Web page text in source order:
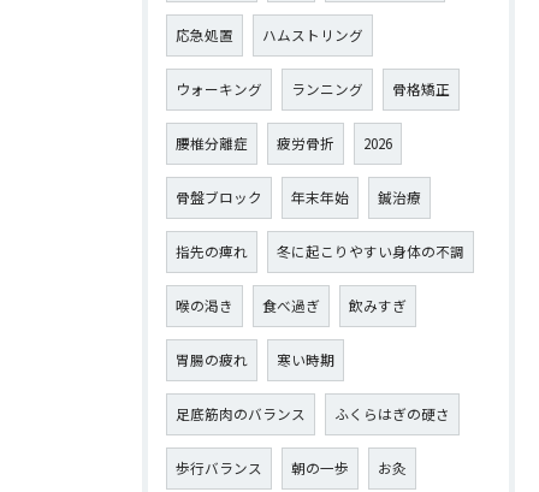
応急処置 ハムストリング
ウォーキング ランニング 骨格矯正
腰椎分離症 疲労骨折 2026
骨盤ブロック 年末年始 鍼治療
指先の痺れ 冬に起こりやすい身体の不調
喉の渇き 食べ過ぎ 飲みすぎ
胃腸の疲れ 寒い時期
足底筋肉のバランス ふくらはぎの硬さ
歩行バランス 朝の一歩 お灸